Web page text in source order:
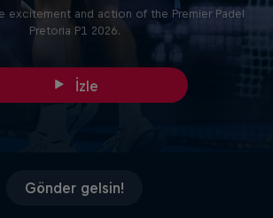
excitement and action of the Premier Padel
Pretoria P1 2026.
İzle
Gönder gelsin!